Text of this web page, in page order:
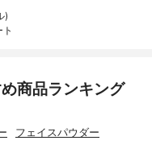
)
商品ランキング
フェイスパウダー